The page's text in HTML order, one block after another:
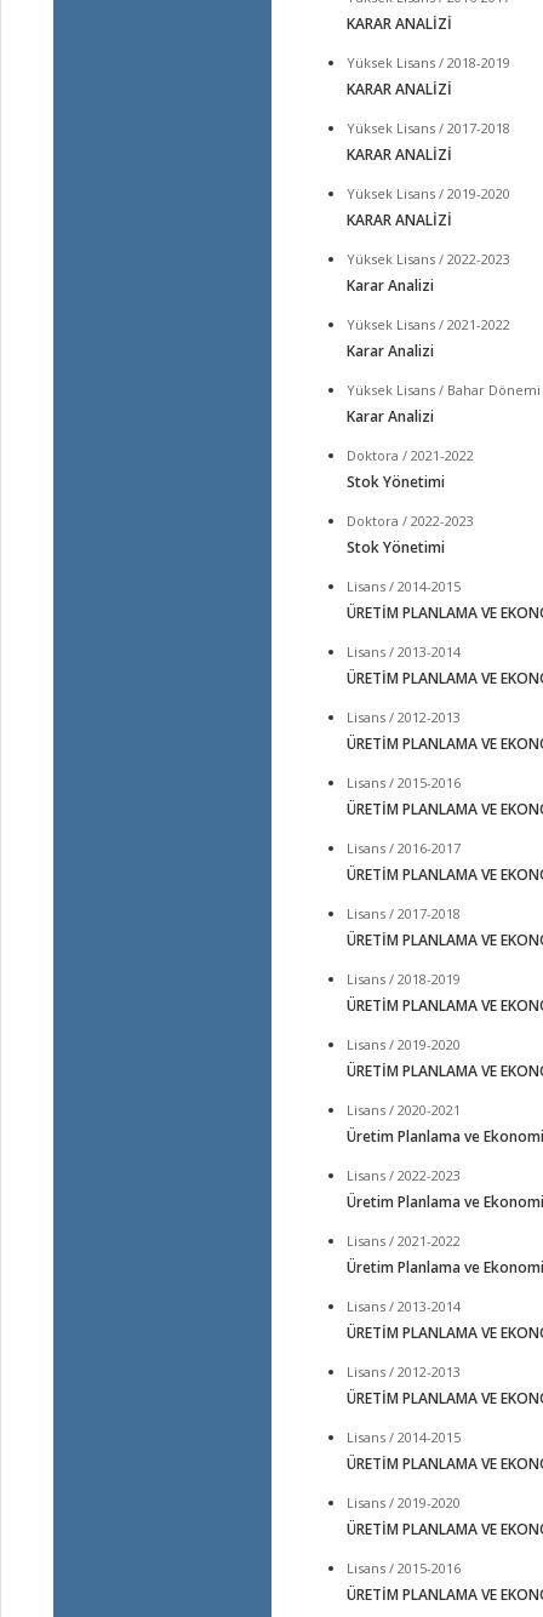
KARAR ANALİZİ
Yüksek Lisans / 2018-2019
KARAR ANALİZİ
Yüksek Lisans / 2017-2018
KARAR ANALİZİ
Yüksek Lisans / 2019-2020
KARAR ANALİZİ
Yüksek Lisans / 2022-2023
Karar Analizi
Yüksek Lisans / 2021-2022
Karar Analizi
Yüksek Lisans / Bahar
Karar Analizi
Doktora / 2021-2022
Stok Yönetimi
Doktora / 2022-2023
Stok Yönetimi
Lisans / 2014-2015
ÜRETİM PLANLAMA VE
Lisans / 2013-2014
ÜRETİM PLANLAMA VE
Lisans / 2012-2013
ÜRETİM PLANLAMA VE
Lisans / 2015-2016
ÜRETİM PLANLAMA VE
Lisans / 2016-2017
ÜRETİM PLANLAMA VE
Lisans / 2017-2018
ÜRETİM PLANLAMA VE
Lisans / 2018-2019
ÜRETİM PLANLAMA VE
Lisans / 2019-2020
ÜRETİM PLANLAMA VE
Lisans / 2020-2021
Üretim Planlama ve
Lisans / 2022-2023
Üretim Planlama ve
Lisans / 2021-2022
Üretim Planlama ve
Lisans / 2013-2014
ÜRETİM PLANLAMA VE
Lisans / 2012-2013
ÜRETİM PLANLAMA VE
Lisans / 2014-2015
ÜRETİM PLANLAMA VE
Lisans / 2019-2020
ÜRETİM PLANLAMA VE
Lisans / 2015-2016
ÜRETİM PLANLAMA VE